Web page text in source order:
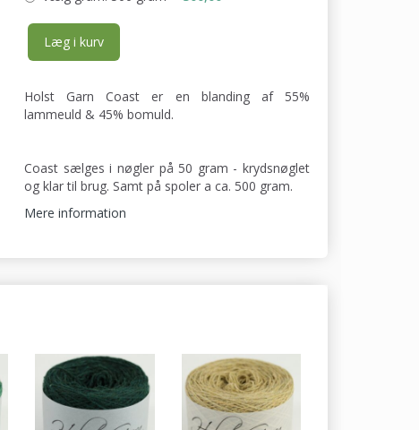
Læg i kurv
Holst Garn Coast er en blanding af 55%
lammeuld & 45% bomuld.
Coast sælges i nøgler på 50 gram - krydsnøglet
og klar til brug. Samt på spoler a ca. 500 gram.
Mere information